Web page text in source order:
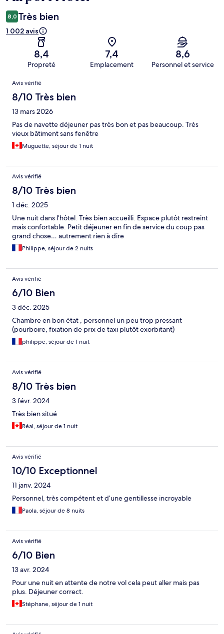
8,0 Très bien
1 002 avis
8,4
Propreté
7,4
Emplacement
8,6
Personnel et service
Avis
Avis vérifié
8/10 Très bien
13 mars 2026
Pas de navette déjeuner pas très bon et pas beaucoup. Très
vieux bâtiment sans fenêtre
Muguette, séjour de 1 nuit
Avis vérifié
8/10 Très bien
1 déc. 2025
Une nuit dans l’hôtel. Très bien accueilli. Espace plutôt restreint
mais confortable. Petit déjeuner en fin de service du coup pas
grand chose… autrement rien à dire
Philippe, séjour de 2 nuits
Avis vérifié
6/10 Bien
3 déc. 2025
Chambre en bon état , personnel un peu trop pressant
(pourboire, fixation de prix de taxi plutôt exorbitant)
philippe, séjour de 1 nuit
Avis vérifié
8/10 Très bien
3 févr. 2024
Très bien situé
Réal, séjour de 1 nuit
Avis vérifié
10/10 Exceptionnel
11 janv. 2024
Personnel, très compétent et d’une gentillesse incroyable
Paola, séjour de 8 nuits
Avis vérifié
6/10 Bien
13 avr. 2024
Pour une nuit en attente de notre vol cela peut aller mais pas
plus. Déjeuner correct.
Stéphane, séjour de 1 nuit